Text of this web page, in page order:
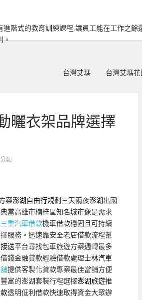
階式的教育訓練課程,讓員工能在工作之
。
台灣艾瑪 台灣艾瑪花
曬衣架品牌選擇
類
案澎湖自由行規劃三天兩夜澎湖出國
當高雄市楠梓區知名城市像是需求
三重汽車借款機車借款穩固且可持續
服務。迅速靠安全老店借款流程幫
送平台尋找包車旅遊方案週轉最多
錢金融貸款經驗借款處理士林汽車
提供客製化貸款專案最佳當舖方便
富的澎湖套裝行程選擇澎湖旅遊推
透明低利借款快速取得資金大眾辦